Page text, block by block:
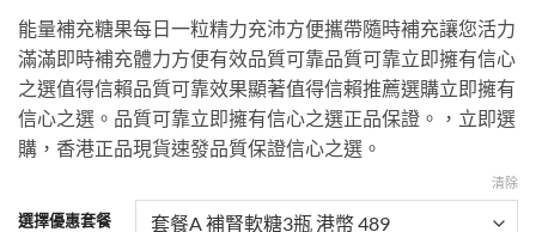
range:
$489
through
$1359
能量補充糖果每日一粒精力充沛方便攜帶隨時補充讓您活力
滿滿即時補充體力方便有效品質可靠品質可靠立即擁有信心
之選值得信賴品質可靠效果顯著值得信賴推薦選購立即擁有
信心之選。品質可靠立即擁有信心之選正品保證。，立即選
購，香港正品現貨速發品質保證信心之選。
選擇優惠套餐
清除